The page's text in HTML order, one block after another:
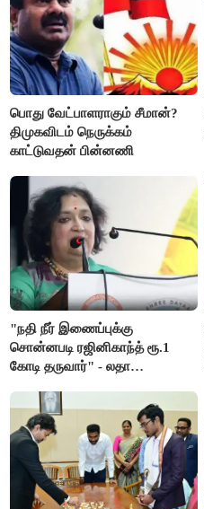
பொது வேட்பாளராகும் சீமான்?
திமுகவிடம் நெருக்கம்
காட்டுவதன் பின்னணி
"நதி நீர் இணைப்புக்கு
சொன்னபடி ரஜினிகாந்த் ரூ.1
கோடி தருவார்" - லதா